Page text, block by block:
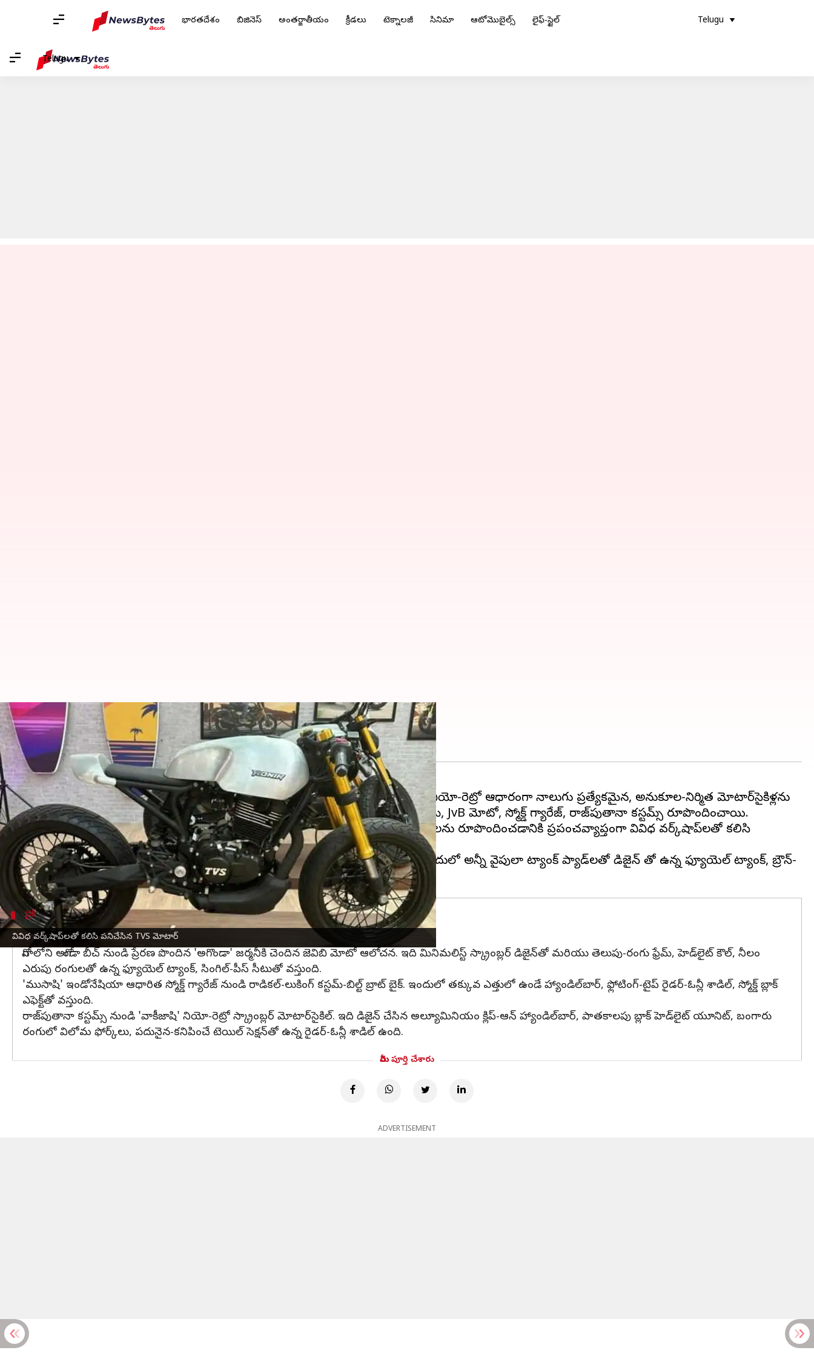
భారతదేశం బిజినెస్ అంతర్జాతీయం క్రీడలు టెక్నాలజీ సినిమా ఆటోమొబైల్స్ లైఫ్-స్టైల్ Telugu
Telugu
వార్తలు ఆటోమొబైల్స్ వార్తలు / TVS MotoSoul 2023లో రోనిన్ మోటార్‌సైకిళ్ల ప్రదర్శన
వివిధ వర్క్‌షాప్‌లతో కలిసి పనిచేసిన TVS మోటార్
TVS MotoSoul 2023లో రోనిన్ మోటార్‌సైకిళ్ల ప్రదర్శన
వ్రాసిన వారు Nishkala Sathivada Mar 04, 2023 08:21 pm
ఈ వార్తాకథనం ఏంటి
భారతదేశంలో అత్యంత ప్రజాదరణ పొందిన బైక్‌మేకర్‌లలో ఒకటైనTVS మోటార్ కంపెనీ తన నియో-రెట్రో ఆధారంగా నాలుగు ప్రత్యేకమైన, అనుకూల-నిర్మిత మోటార్‌సైకిళ్లను
గోవాలో జరిగిన TVS MotoSoul 2023 ఈవెంట్ లో ప్రదర్శించింది. బైక్‌లను TVS డిజైన్ టీమ్, JvB మోటో, స్మోక్డ్ గ్యారేజ్, రాజ్‌పుతానా కస్టమ్స్ రూపొందించాయి.
TVS మోటార్ కంపెనీ తమ డిజైనింగ్ నైపుణ్యాన్ని ప్రదర్శించేందుకు ఈ నాలుగు ప్రత్యేక వెర్షన్‌లను రూపొందించడానికి ప్రపంచవ్యాప్తంగా వివిధ వర్క్‌షాప్‌లతో కలిసి
పనిచేసింది.
'రోనిన్ SCR' ను TVS మోటార్ కంపెనీకి చెందిన ఫ్యాక్టరీ డిజైన్ బృందం రూపొందించింది. ఇందులో అన్నీ వైపులా ట్యాంక్ ప్యాడ్‌లతో డిజైన్ తో ఉన్న ఫ్యూయెల్ ట్యాంక్, బ్రౌన్-
బైక్
జర్మనీకి చెందిన జెవిబి మోటోకు వచ్చిన ఆలోచన అగొండాగా రూపొందింది
గోవాలోని అగోండా బీచ్ నుండి ప్రేరణ పొందిన 'అగొండా' జర్మనీకి చెందిన జెవిబి మోటో ఆలోచన. ఇది మినిమలిస్ట్ స్క్రాంబ్లర్ డిజైన్‌తో మరియు తెలుపు-రంగు ఫ్రేమ్, హెడ్‌లైట్ కౌల్, నీలం
ఎరుపు రంగులతో ఉన్న ఫ్యూయెల్ ట్యాంక్, సింగిల్-పీస్ సీటుతో వస్తుంది.
'ముసాషి' ఇండోనేషియా ఆధారిత స్మోక్డ్ గ్యారేజ్ నుండి రాడికల్-లుకింగ్ కస్టమ్-బిల్ట్ బ్రాట్ బైక్. ఇందులో తక్కువ ఎత్తులో ఉండే హ్యాండిల్‌బార్, ఫ్లోటింగ్-టైప్ రైడర్-ఓన్లీ శాడిల్, స్మోక్డ్ బ్లాక్
ఎఫెక్ట్‌తో వస్తుంది.
రాజ్‌పుతానా కస్టమ్స్ నుండి 'వాకీజాషి' నియో-రెట్రో స్క్రాంబ్లర్ మోటార్‌సైకిల్. ఇది డిజైన్ చేసిన అల్యూమినియం క్లిప్-ఆన్ హ్యాండిల్‌బార్, పాతకాలపు బ్లాక్ హెడ్‌లైట్ యూనిట్, బంగారు
రంగులో విలోమ ఫోర్క్‌లు, పదునైన-కనిపించే టెయిల్ సెక్షన్‌తో ఉన్న రైడర్-ఓన్లీ శాడిల్‌ ఉంది.
మీరు పూర్తి చేశారు
ADVERTISEMENT